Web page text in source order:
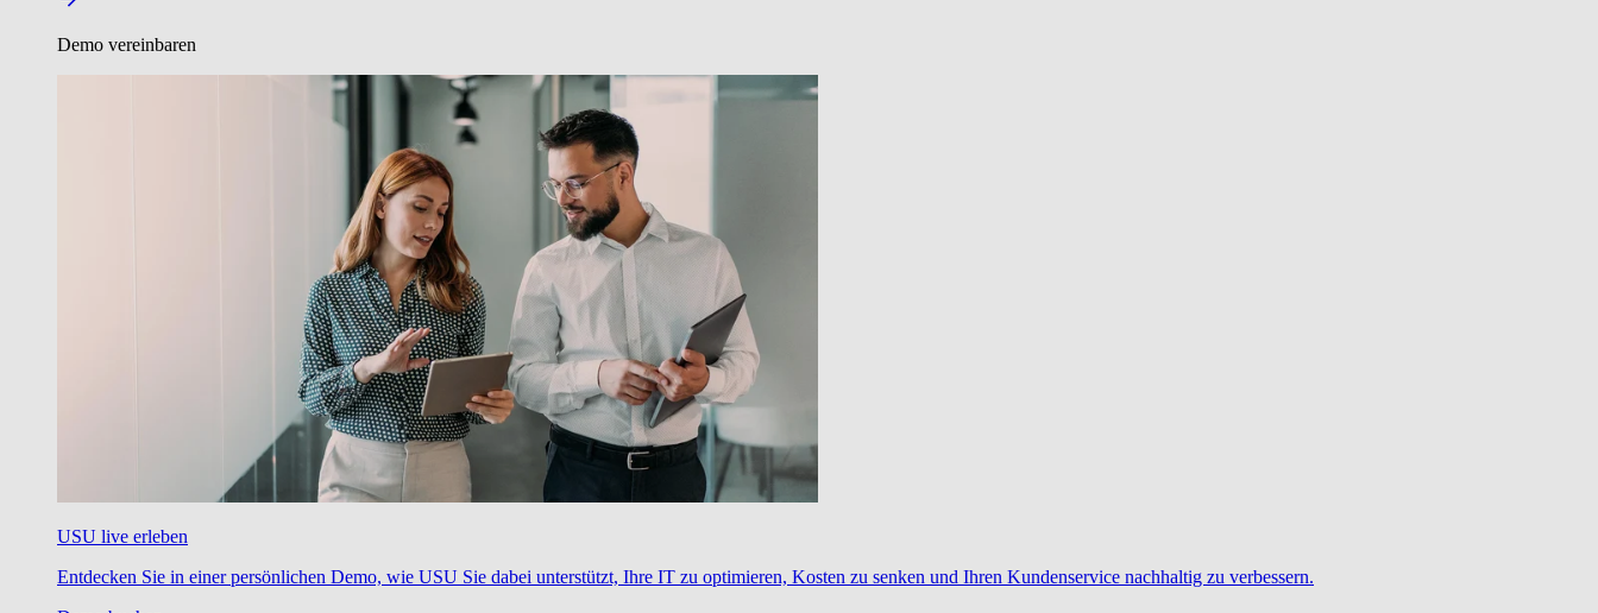
Demo vereinbaren
USU live erleben
Entdecken Sie in einer persönlichen Demo, wie USU Sie dabei unterstützt, Ihre IT zu optimieren, Kosten zu senken und Ihren Kundenservice nachhaltig zu verbessern.